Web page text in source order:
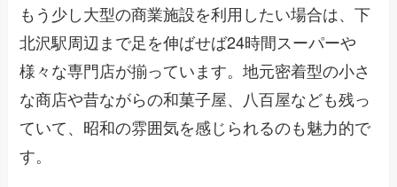
もう少し大型の商業施設を利用したい場合は、下
北沢駅周辺まで足を伸ばせば24時間スーパーや
様々な専門店が揃っています。地元密着型の小さ
な商店や昔ながらの和菓子屋、八百屋なども残っ
ていて、昭和の雰囲気を感じられるのも魅力的で
す。